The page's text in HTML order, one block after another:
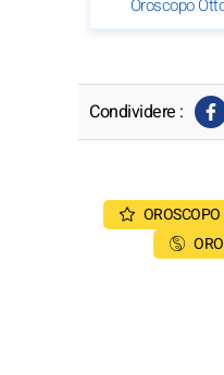
Oroscopo
Condividere :